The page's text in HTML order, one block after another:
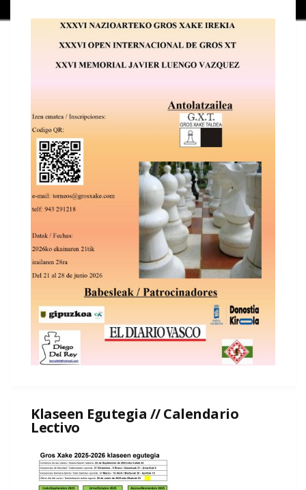
Klaseen Egutegia // Calendario
Lectivo